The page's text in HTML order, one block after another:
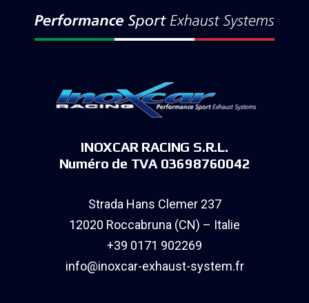
INOXCAR RACING S.R.L.
Numéro de TVA 03698760042
Strada Hans Clemer 237
12020 Roccabruna (CN) – Italie
+39 0171 902269
info@inoxcar-exhaust-system.fr